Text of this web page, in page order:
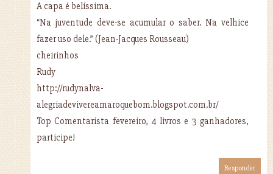
A capa é belíssima.
“Na juventude deve-se acumular o saber. Na velhice
fazer uso dele.” (Jean-Jacques Rousseau)
cheirinhos
Rudy
http://rudynalva-
alegriadevivereamaroquebom.blogspot.com.br/
Top Comentarista fevereiro, 4 livros e 3 ganhadores,
participe!
Responder